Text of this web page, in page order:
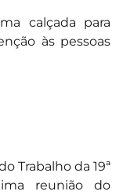
calçada para
às pessoas
Trabalho da 19ª
reunião do